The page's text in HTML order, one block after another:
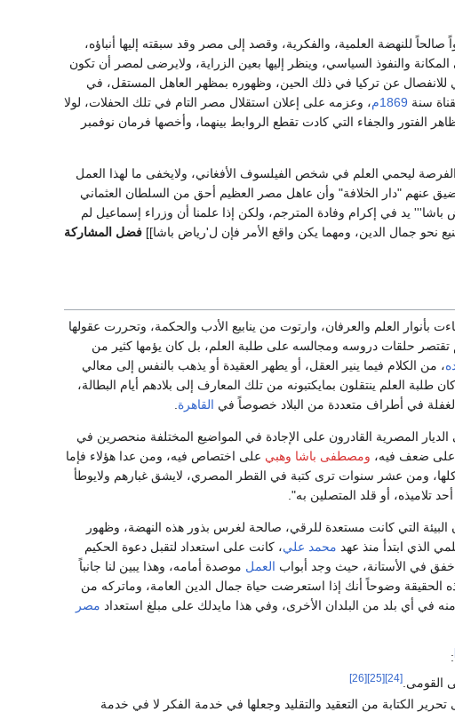
صالحاً للنهضة العلمية، والفكرية، وقصد إلى مصر وقد سبقته إليها أنباؤه،
والنفوذ السياسي، وينظر إليها بعين الزراية، ولايرضى لمصر أن تكون
للانفصال عن تركيا في ذلك الحين، وظهوره بمظهر العاهل المستقل، في
سنة 1869م
، وعزمه على إعلان استقلال مصر التام في تلك الحفلات، لولا
الفتور والجفاء التي كادت تقطع الروابط بينهما، وأخصها فرمان نوفمبر
ليحمي العلم في شخص الفيلسوف الأفغاني، ولايخفى ما لهذا العمل
عنهم "دار الخلافة" وأن عاهل مصر العظيم أحق من السلطان العثماني
باشا''' يد في إكرام وفادة المترجم، ولكن إذا علمنا أن وزراء إسماعيل لم
نحو جمال الدين، ومهما يكن واقع الأمر فإن ل'رياض باشا]] فضل المشاركة
العلم والعرفان، وارتوت من ينابيع الأدب والحكمة، وتحررت عقولها
حلقات دروسه ومجالسه على طلبة العلم، بل كان يؤمها كثير من
، من الكلام فيما ينير العقل، أو يطهر العقيدة أو يذهب بالنفس إلى معالي
العلم ينتقلون بمايكتبونه من تلك المعارف إلى بلادهم أيام البطالة،
في أطراف متعددة من البلاد خصوصاً في القاهرة.
المصرية القادرون على الإجادة في المواضيع المختلفة منحصرين في
على ضعف فيه، ومصطفى باشا وهبي على اختصاص فيه، ومن عدا هؤلاء فإما
ومن عشر سنوات ترى كتبة في القطر المصري، لايشق غبارهم ولايوطأ
تلاميذه، أو قلد المتصلين به".
البيئة التي كانت مستعدة للرقي، صالحة لغرس بذور هذه النهضة، وظهور
الذي ابتدأ منذ عهد محمد علي، كانت على استعداد لتقبل دعوة الحكيم
في الأستانة، حيث وجد أبواب العمل موصدة أمامه، وهذا يبين لنا جانباً
الحقيقة وضوحاً أنك إذا استعرضت حياة جمال الدين العامة، وماتركه من
في أي بلد من البلدان الأخرى، وفي هذا مايدلك على مبلغ استعداد مصر
:
القومی.[24]
[25]
[26]
تحریر الکتابة من التعقید والتقلید وجعلها في خدمة الفکر لا‌ في خدمة